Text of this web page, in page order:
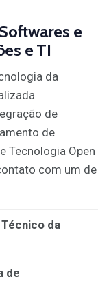
e
e TI
da
de
de
Tecnologia Open
com um de
da
de